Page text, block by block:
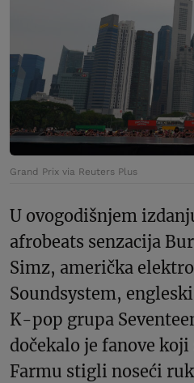
Grand Prix via Reuters Plus
U ovogodišnjem
afrobeats senzacija
Simz, američka
Soundsystem,
K-pop grupa
dočekalo je fanove
Farmu stigli noseći